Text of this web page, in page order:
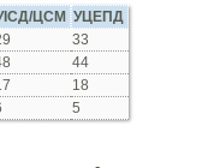
ЦСМ
УЦЕПД
33
44
18
5